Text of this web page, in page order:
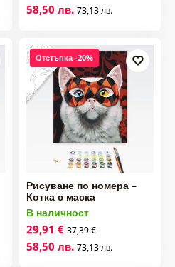
58,50 лв. 73,13 лв.
Отстъпка -20%
Рисуване по номера –
Котка с маска
В наличност
29,91 € 37,39 €
58,50 лв. 73,13 лв.